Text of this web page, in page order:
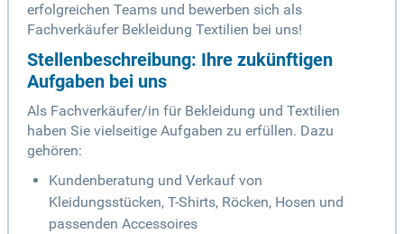
erfolgreichen Teams und bewerben sich als
Fachverkäufer Bekleidung Textilien bei uns!
Stellenbeschreibung: Ihre zukünftigen
Aufgaben bei uns
Als Fachverkäufer/in für Bekleidung und Textilien
haben Sie vielseitige Aufgaben zu erfüllen. Dazu
gehören:
Kundenberatung und Verkauf von
Kleidungsstücken, T-Shirts, Röcken, Hosen und
passenden Accessoires